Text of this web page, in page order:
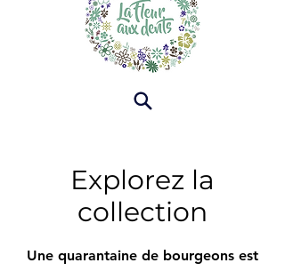
Explorez la
collection
Une quarantaine de bourgeons est